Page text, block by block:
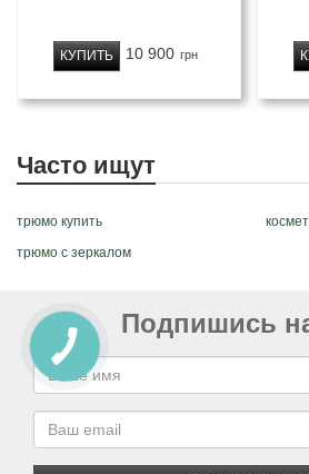
10 900 грн
КУПИТЬ
Часто ищут
трюмо купить
трюмо с зеркалом
Подпишись